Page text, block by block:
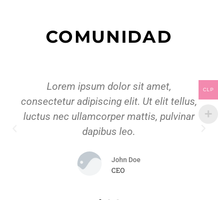
COMUNIDAD
Lorem ipsum dolor sit amet,
consectetur adipiscing elit. Ut elit tellus,
luctus nec ullamcorper mattis, pulvinar
dapibus leo.
John Doe
CEO
CLP